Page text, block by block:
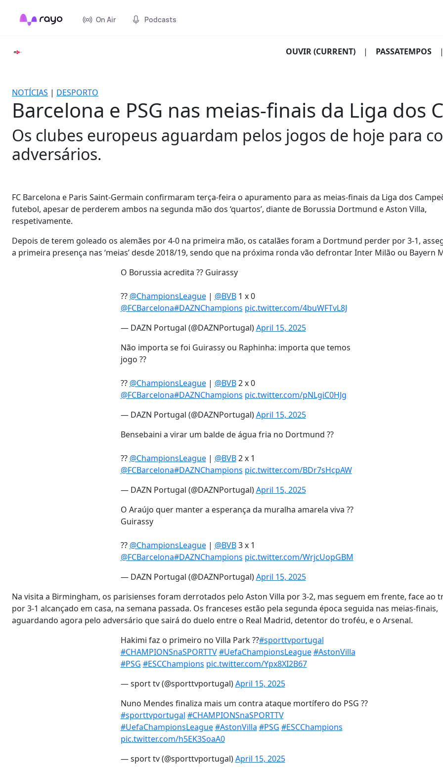
On Air Podcasts
OUVIR(CURRENT) | PASSATEMPOS
NOTÍCIAS | DESPORTO
Barcelona e PSG nas meias-finais da Liga dos
Os clubes europeus aguardam pelos jogos de hoje para
adversários.
FC Barcelona e Paris Saint-Germain confirmaram terça-feira o apuramento para as meias-finais da Liga dos
futebol, apesar de perderem ambos na segunda mão dos ‘quartos’, diante de Borussia Dortmund e Aston Villa,
respetivamente.
Depois de terem goleado os alemães por 4-0 na primeira mão, os catalães foram a Dortmund perder por 3-1,
a primeira presença nas ‘meias’ desde 2018/19, sendo que na próxima ronda vão defrontar Inter Milão ou Bayern
O Borussia acredita ?? Guirassy
?? @ChampionsLeague| @BVB1 x 0
@FCBarcelona#DAZNChampions pic.twitter.com/4buWFTvL8J
— DAZN Portugal (@DAZNPortugal)April 15, 2025
Não importa se foi Guirassy ou Raphinha: importa que temos
jogo ??
?? @ChampionsLeague| @BVB2 x 0
@FCBarcelona#DAZNChampions pic.twitter.com/pNLgiC0HJg
— DAZN Portugal (@DAZNPortugal)April 15, 2025
Bensebaini a virar um balde de água fria no Dortmund ??
?? @ChampionsLeague| @BVB2 x 1
@FCBarcelona#DAZNChampions pic.twitter.com/BDr7sHcpAW
— DAZN Portugal (@DAZNPortugal)April 15, 2025
O Araújo quer manter a esperança da muralha amarela viva ??
Guirassy
?? @ChampionsLeague| @BVB3 x 1
@FCBarcelona#DAZNChampions pic.twitter.com/WrjcUopGBM
— DAZN Portugal (@DAZNPortugal)April 15, 2025
Na visita a Birmingham, os parisienses foram derrotados pelo Aston Villa por 3-2, mas seguem em frente, face ao
por 3-1 alcançado em casa, na semana passada. Os franceses estão pela segunda época seguida nas meias-finais,
aguardando agora pelo adversário que sairá do duelo entre o Real Madrid, detentor do troféu, e o Arsenal.
Hakimi faz o primeiro no Villa Park ??#sporttvportugal
#CHAMPIONSnaSPORTTV #UefaChampionsLeague #AstonVilla
#PSG #ESCChampions pic.twitter.com/Ypx8XI2B67
— sport tv (@sporttvportugal)April 15, 2025
Nuno Mendes finaliza mais um contra ataque mortífero do PSG ??
#sporttvportugal #CHAMPIONSnaSPORTTV
#UefaChampionsLeague #AstonVilla #PSG #ESCChampions
pic.twitter.com/h5EK3SoaA0
— sport tv (@sporttvportugal)April 15, 2025